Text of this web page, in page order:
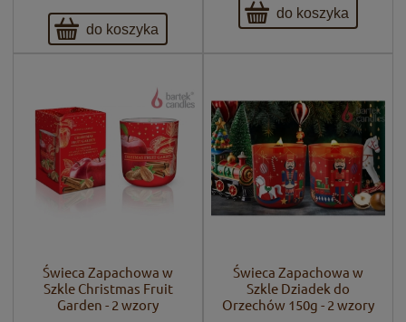
do koszyka
do koszyka
Świeca Zapachowa w
Szkle Christmas Fruit
Garden - 2 wzory
Świeca Zapachowa w
Szkle Dziadek do
Orzechów 150g - 2 wzory